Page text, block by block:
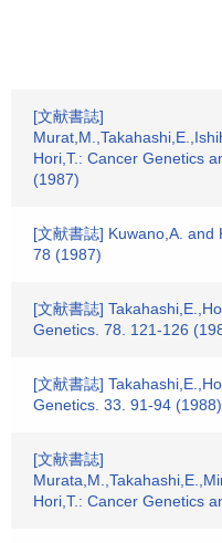
[文献書誌]
Hori,T.: Cancer Genetics
(1987)
[文献書誌] Kuwano,A. and
78 (1987)
[文献書誌]
Genetics. 78. 121-126
[文献書誌]
Genetics. 33. 91-94 (1988)
[文献書誌]
Hori,T.: Cancer Genetics